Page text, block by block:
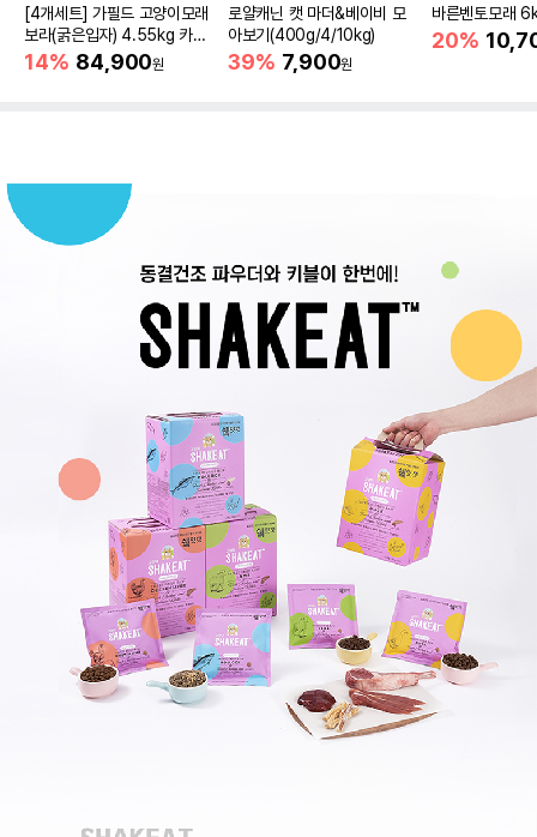
[4개세트] 가필드 고양이모래
보라(굵은입자) 4.55kg 카사
바모래
14% 84,900원
로얄캐닌 캣 마더&베이비 모
아보기(400g/4/10kg)
39% 7,900원
바른벤토모래
20%